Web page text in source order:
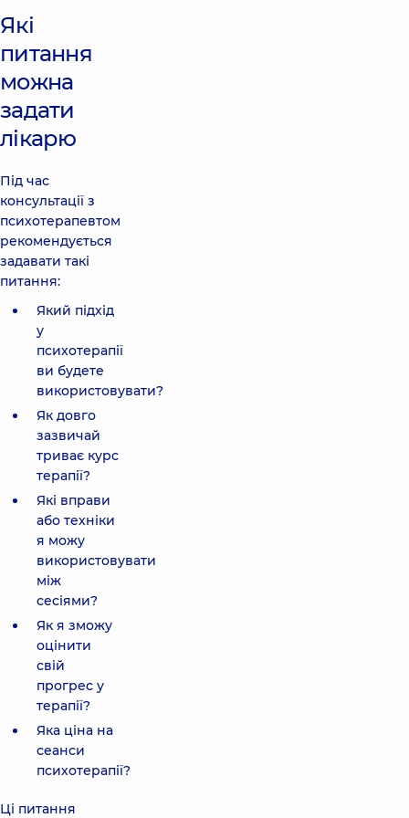
Які
питання
можна
задати
лікарю
Під час
консультації з
психотерапевтом
рекомендується
задавати такі
питання:
Який підхід
у
психотерапії
ви будете
використовувати?
Як довго
зазвичай
триває курс
терапії?
Які вправи
або техніки
я можу
використовувати
між
сесіями?
Як я зможу
оцінити
свій
прогрес у
терапії?
Яка ціна на
сеанси
психотерапії?
Ці питання